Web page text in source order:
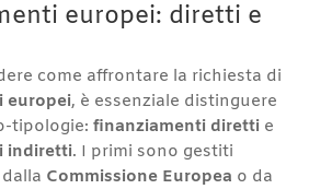
europei: diretti e
come affrontare la richiesta di
europei, è essenziale distinguere
tipologie: finanziamenti direttie
indiretti. I primi sono gestiti
Commissione Europea o da